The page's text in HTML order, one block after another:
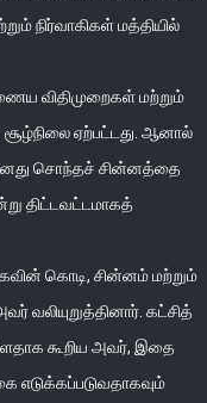
நிர்வாகிகள் மத்தியில்
விதிமுறைகள் மற்றும்
ஏற்பட்டது. ஆனால்
தனது சொந்தச் சின்னத்தை
திட்டவட்டமாகத்
கொடி, சின்னம் மற்றும்
கட்சித்
கூறிய அவர், இதை
எடுக்கப்படுவதாகவும்